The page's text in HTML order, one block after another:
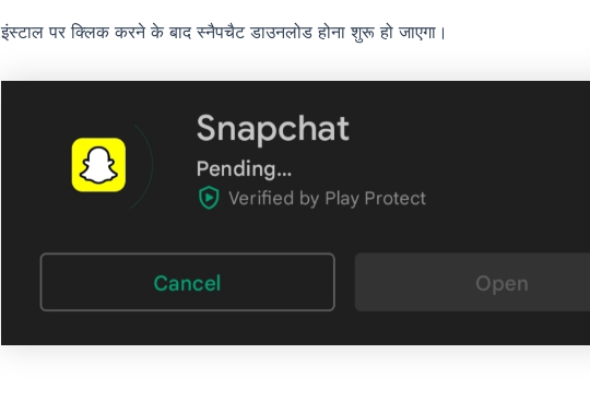
इंस्टाल पर क्लिक करने के बाद स्नैपचैट डाउनलोड होना शुरू हो जाएगा।